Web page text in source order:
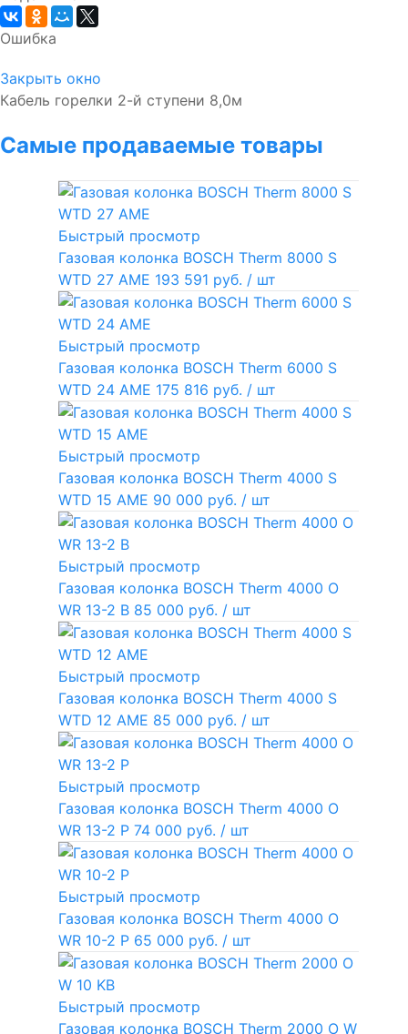
Ошибка
Закрыть окно
Кабель горелки 2-й ступени 8,0м
Самые продаваемые товары
Быстрый просмотр
Газовая колонка BOSCH Therm 8000 S
WTD 27 AME 193 591 руб. / шт
Быстрый просмотр
Газовая колонка BOSCH Therm 6000 S
WTD 24 AME 175 816 руб. / шт
Быстрый просмотр
Газовая колонка BOSCH Therm 4000 S
WTD 15 AME 90 000 руб. / шт
Быстрый просмотр
Газовая колонка BOSCH Therm 4000 O
WR 13-2 В 85 000 руб. / шт
Быстрый просмотр
Газовая колонка BOSCH Therm 4000 S
WTD 12 AME 85 000 руб. / шт
Быстрый просмотр
Газовая колонка BOSCH Therm 4000 O
WR 13-2 P 74 000 руб. / шт
Быстрый просмотр
Газовая колонка BOSCH Therm 4000 O
WR 10-2 P 65 000 руб. / шт
Быстрый просмотр
Газовая колонка BOSCH Therm 2000 O W